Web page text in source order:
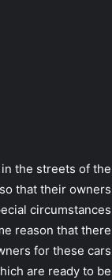
the streets of the
that their owners
circumstances.
reason that there
for these cars.
are ready to be